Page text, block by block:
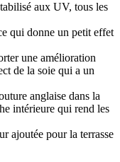
aux UV, tous les
qui donne un petit effet
une amélioration
de la soie qui a un
anglaise dans la
intérieure qui rend les
ajoutée pour la terrasse